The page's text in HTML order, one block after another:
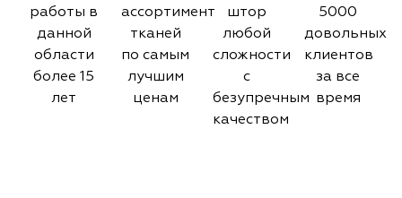
работы в
данной
области
более 15
лет
ассортимент
тканей
по самым
лучшим
ценам
штор
любой
сложности
с
безупречным
качеством
5000
довольных
клиентов
за все
время